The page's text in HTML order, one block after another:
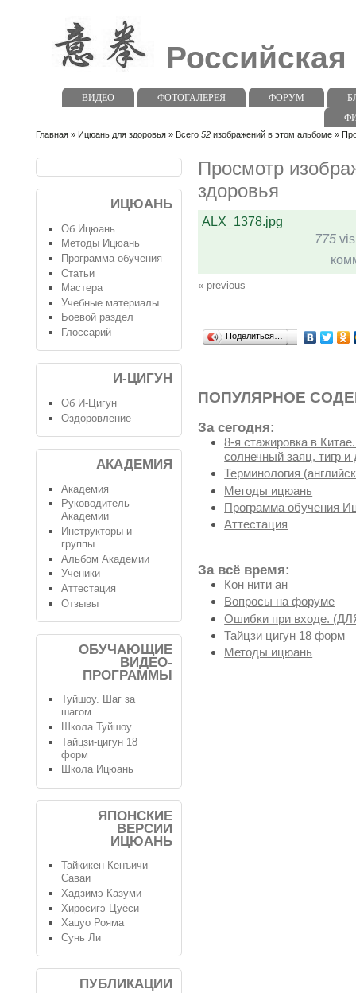
ВИДЕО ФОТОГАЛЕРЕЯ ФОРУМ
Главная » Ицюань для здоровья » Всего 52 изображений в этом альбоме »
Просмотр
здоровья
ALX_1378.jpg
775
« previous
Поделиться…
ПОПУЛЯРНОЕ
За сегодня:
8-я стажировка в
солнечный заяц, тигр и
Терминология
Методы ицюань
Программа обучения
Аттестация
За всё время:
Кон нити ан
Вопросы на форуме
Ошибки при входе.
Тайцзи цигун 18 форм
Методы ицюань
ИЦЮАНЬ
Об Ицюань
Методы Ицюань
Программа обучения
Статьи
Мастера
Учебные материалы
Боевой раздел
Глоссарий
И-ЦИГУН
Об И-Цигун
Оздоровление
АКАДЕМИЯ
Академия
Руководитель
Академии
Инструкторы и
группы
Альбом Академии
Ученики
Аттестация
Отзывы
ОБУЧАЮЩИЕ
ВИДЕО-
ПРОГРАММЫ
Туйшоу. Шаг за
шагом.
Школа Туйшоу
Тайцзи-цигун 18
форм
Школа Ицюань
ЯПОНСКИЕ
ВЕРСИИ
ИЦЮАНЬ
Тайкикен Кенъичи
Саваи
Хадзимэ Казуми
Хиросигэ Цуёси
Хацуо Рояма
Сунь Ли
ПУБЛИКАЦИИ